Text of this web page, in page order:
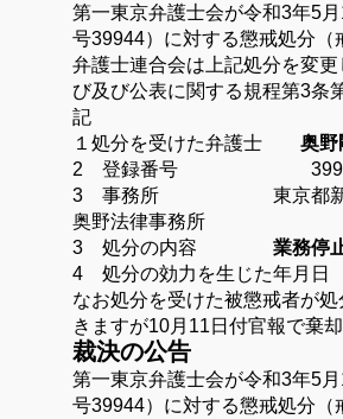
第一東京弁護士会が令和3年5
号39944）に対する懲戒処分
弁護士連合会は上記処分を変
び及び公表に関する規程第3条
記
１処分を受けた弁護士
奥野
2 登録番号
3 事務所 東京都新宿区
奥野法律事務所
3 処分の内容
業務停
4 処分の効力を生じた年月
なお処分を受けた被懲戒者が
きますが10月11日付官報で棄
裁決の公告
第一東京弁護士会が令和3年5
号39944）に対する懲戒処分